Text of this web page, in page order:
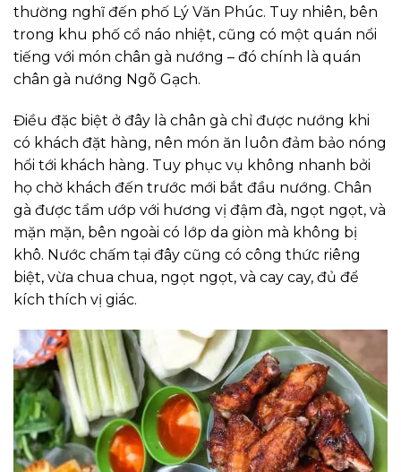
thường nghĩ đến phố Lý Văn Phúc. Tuy nhiên, bên
trong khu phố cổ náo nhiệt, cũng có một quán nổi
tiếng với món chân gà nướng – đó chính là quán
chân gà nướng Ngõ Gạch.
Điều đặc biệt ở đây là chân gà chỉ được nướng khi
có khách đặt hàng, nên món ăn luôn đảm bảo nóng
hổi tới khách hàng. Tuy phục vụ không nhanh bởi
họ chờ khách đến trước mới bắt đầu nướng. Chân
gà được tẩm ướp với hương vị đậm đà, ngọt ngọt, và
mặn mặn, bên ngoài có lớp da giòn mà không bị
khô. Nước chấm tại đây cũng có công thức riêng
biệt, vừa chua chua, ngọt ngọt, và cay cay, đủ để
kích thích vị giác.